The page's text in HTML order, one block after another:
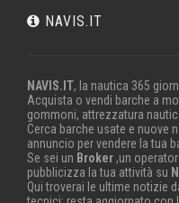
NAVIS.IT
NAVIS.IT, la nautica 365
Acquista o vendi barche a
gommoni, attrezzatura
Cerca barche usate e nuove
annuncio per vendere la tua
Se sei un Broker ,un
pubblicizza la tua attività su
Qui troverai le ultime notizie